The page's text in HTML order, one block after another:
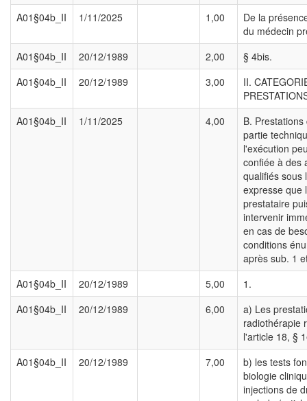
A01§04b_II
1/11/2025 1,00
De la
du médecin
A01§04b_II
20/12/1989 2,00
§ 4bis.
A01§04b_II
20/12/1989 3,00
II.
A01§04b_II
1/11/2025 4,00
B.
partie
l'exécution
confiée à des
qualifiés sous
expresse que
prestataire
intervenir
en cas de
conditions
après sub. 1
A01§04b_II
20/12/1989 5,00
1.
A01§04b_II
20/12/1989 6,00
a) Les
radiothérapie
l'article 18, §
A01§04b_II
20/12/1989 7,00
b) les tests
biologie
injections de